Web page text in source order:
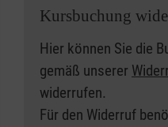
Kursbuchung
Hier können Sie die
gemäß unserer
widerrufen.
Für den Widerruf